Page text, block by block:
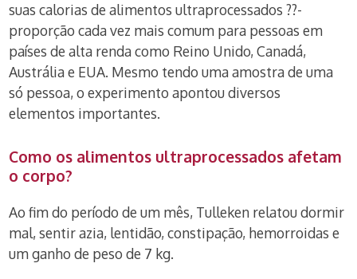
suas calorias de alimentos ultraprocessados ??-
proporção cada vez mais comum para pessoas em
países de alta renda como Reino Unido, Canadá,
Austrália e EUA. Mesmo tendo uma amostra de uma
só pessoa, o experimento apontou diversos
elementos importantes.
Como os alimentos ultraprocessados afetam
o corpo?
Ao fim do período de um mês, Tulleken relatou dormir
mal, sentir azia, lentidão, constipação, hemorroidas e
um ganho de peso de 7 kg.